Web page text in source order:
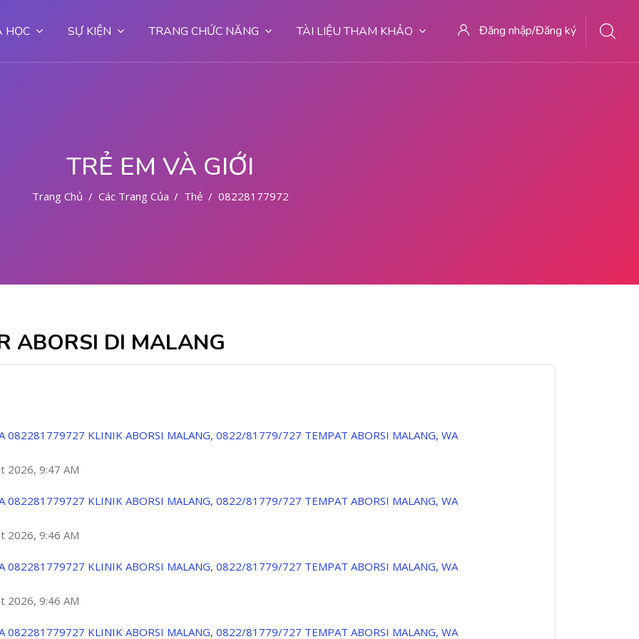
HỌC SỰ KIỆN TRANG CHỨC NĂNG TÀI LIỆU THAM KHẢO Đăng nhập/Đăng ký
TRẺ EM VÀ GIỚI
Trang Chủ Các Trang Của Hệ Thống
Thẻ 082281779727 DOKTER ABORSI DI MALANG
ABORSI DI MALANG
082281779727 KLINIK ABORSI MALANG, 0822/81779/727 TEMPAT ABORSI MALANG, WA
2026, 9:47 AM
082281779727 KLINIK ABORSI MALANG, 0822/81779/727 TEMPAT ABORSI MALANG, WA
2026, 9:46 AM
082281779727 KLINIK ABORSI MALANG, 0822/81779/727 TEMPAT ABORSI MALANG, WA
2026, 9:46 AM
082281779727 KLINIK ABORSI MALANG, 0822/81779/727 TEMPAT ABORSI MALANG, WA